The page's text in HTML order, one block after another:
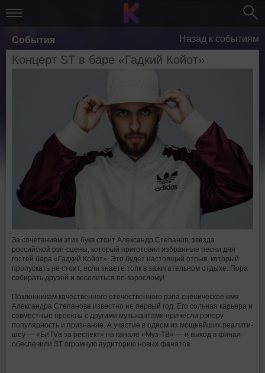
События Назад к событиям
Концерт ST в баре «Гадкий Койот»
За сочетанием этих букв стоит Александр Степанов, звезда
российской рэп-сцены, который приготовил избранные песни для
гостей бара «Гадкий Койот». Это будет настоящий отрыв, который
пропускать не стоит, если знаете толк в зажигательном отдыхе. Пора
собирать друзей и веселиться по-взрослому!
Поклонникам качественного отечественного рэпа сценическое имя
Александра Степанова известно не первый год. Его сольная карьера и
совместные проекты с другими музыкантами принесли рэперу
популярность и признание. А участие в одном из мощнейших реалити-
шоу — «БиTVа за респект» на канале «Муз-ТВ» — и выход в финал
обеспечили ST огромную аудиторию новых фанатов.